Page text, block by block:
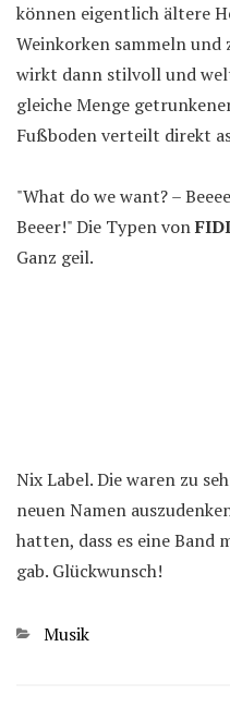
können eigentlich ältere
Weinkorken sammeln und
wirkt dann stilvoll und
gleiche Menge
Fußboden verteilt direkt
"What do we want? –
Beeer!" Die Typen von
Ganz geil.
Nix Label. Die waren zu
neuen Namen
hatten, dass es eine Band
gab. Glückwunsch!
Kategorien
Musik